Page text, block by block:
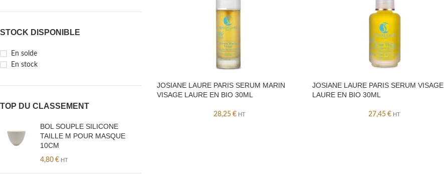
STOCK DISPONIBLE
En solde
En stock
TOP DU CLASSEMENT
BOL SOUPLE SILICONE
TAILLE M POUR MASQUE
10CM
4,80 € HT
JOSIANE LAURE PARIS SERUM MARIN
VISAGE LAURE EN BIO 30ML
28,25 € HT
JOSIANE LAURE PARIS SERUM VISAGE
LAURE EN BIO 30ML
27,45€ HT